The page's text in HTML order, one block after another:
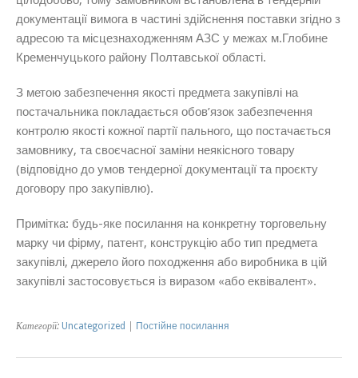
документації вимога в частині здійснення поставки згідно з
адресою та місцезнаходженням АЗС у межах м.Глобине
Кременчуцького району Полтавської області.
З метою забезпечення якості предмета закупівлі на
постачальника покладається обов’язок забезпечення
контролю якості кожної партії пального, що постачається
замовнику, та своєчасної заміни неякісного товару
(відповідно до умов тендерної документації та проєкту
договору про закупівлю).
Примітка: будь-яке посилання на конкретну торговельну
марку чи фірму, патент, конструкцію або тип предмета
закупівлі, джерело його походження або виробника в цій
закупівлі застосовується із виразом «або еквівалент».
Категорії: Uncategorized Постійне посилання